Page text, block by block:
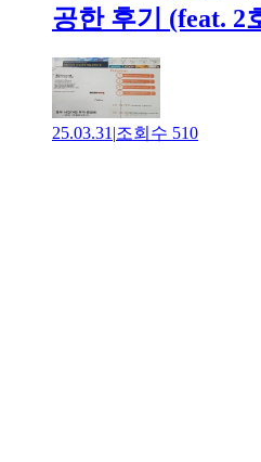
공한 후기 (feat. 2
25.03.31 |조회수 510